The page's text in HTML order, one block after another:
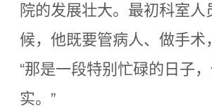
院的发展壮大。最初科室人
候，他既要管病人、做手术
“那是一段特别忙碌的日子
实。”